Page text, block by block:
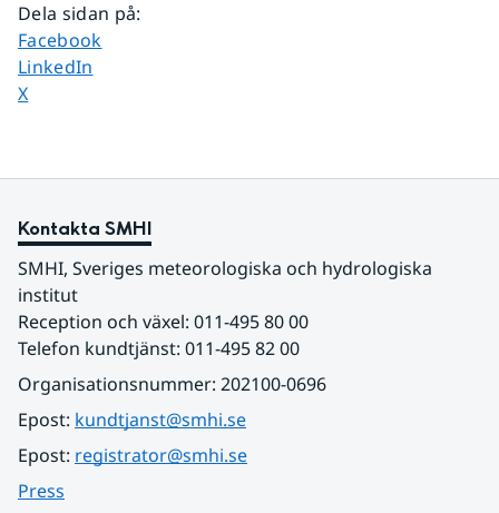
Dela sidan på:
Dela sidan på
Facebook
Dela sidan på
LinkedIn
Dela sidan på
X
Kontakta SMHI
SMHI, Sveriges meteorologiska och hydrologiska
institut
Reception och växel: 011-495 80 00
Telefon kundtjänst: 011-495 82 00
Organisationsnummer: 202100-0696
Epost: kundtjanst@smhi.se
Epost: registrator@smhi.se
Press